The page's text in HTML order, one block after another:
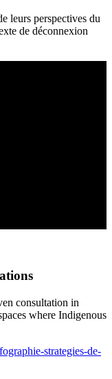
leurs perspectives du
de déconnexion
consultation in
where Indigenous
strategies-de-